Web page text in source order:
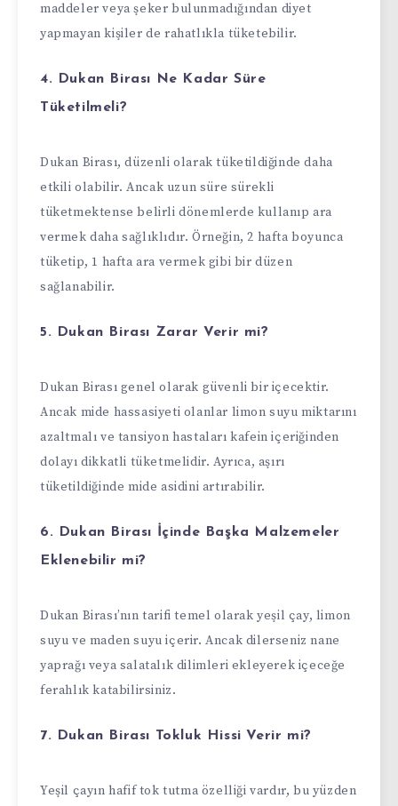
maddeler veya şeker bulunmadığından diyet
yapmayan kişiler de rahatlıkla tüketebilir.
4. Dukan Birası Ne Kadar Süre
Tüketilmeli?
Dukan Birası, düzenli olarak tüketildiğinde daha
etkili olabilir. Ancak uzun süre sürekli
tüketmektense belirli dönemlerde kullanıp ara
vermek daha sağlıklıdır. Örneğin, 2 hafta boyunca
tüketip, 1 hafta ara vermek gibi bir düzen
sağlanabilir.
5. Dukan Birası Zarar Verir mi?
Dukan Birası genel olarak güvenli bir içecektir.
Ancak mide hassasiyeti olanlar limon suyu miktarını
azaltmalı ve tansiyon hastaları kafein içeriğinden
dolayı dikkatli tüketmelidir. Ayrıca, aşırı
tüketildiğinde mide asidini artırabilir.
6. Dukan Birası İçinde Başka Malzemeler
Eklenebilir mi?
Dukan Birası’nın tarifi temel olarak yeşil çay, limon
suyu ve maden suyu içerir. Ancak dilerseniz nane
yaprağı veya salatalık dilimleri ekleyerek içeceğe
ferahlık katabilirsiniz.
7. Dukan Birası Tokluk Hissi Verir mi?
Yeşil çayın hafif tok tutma özelliği vardır, bu yüzden